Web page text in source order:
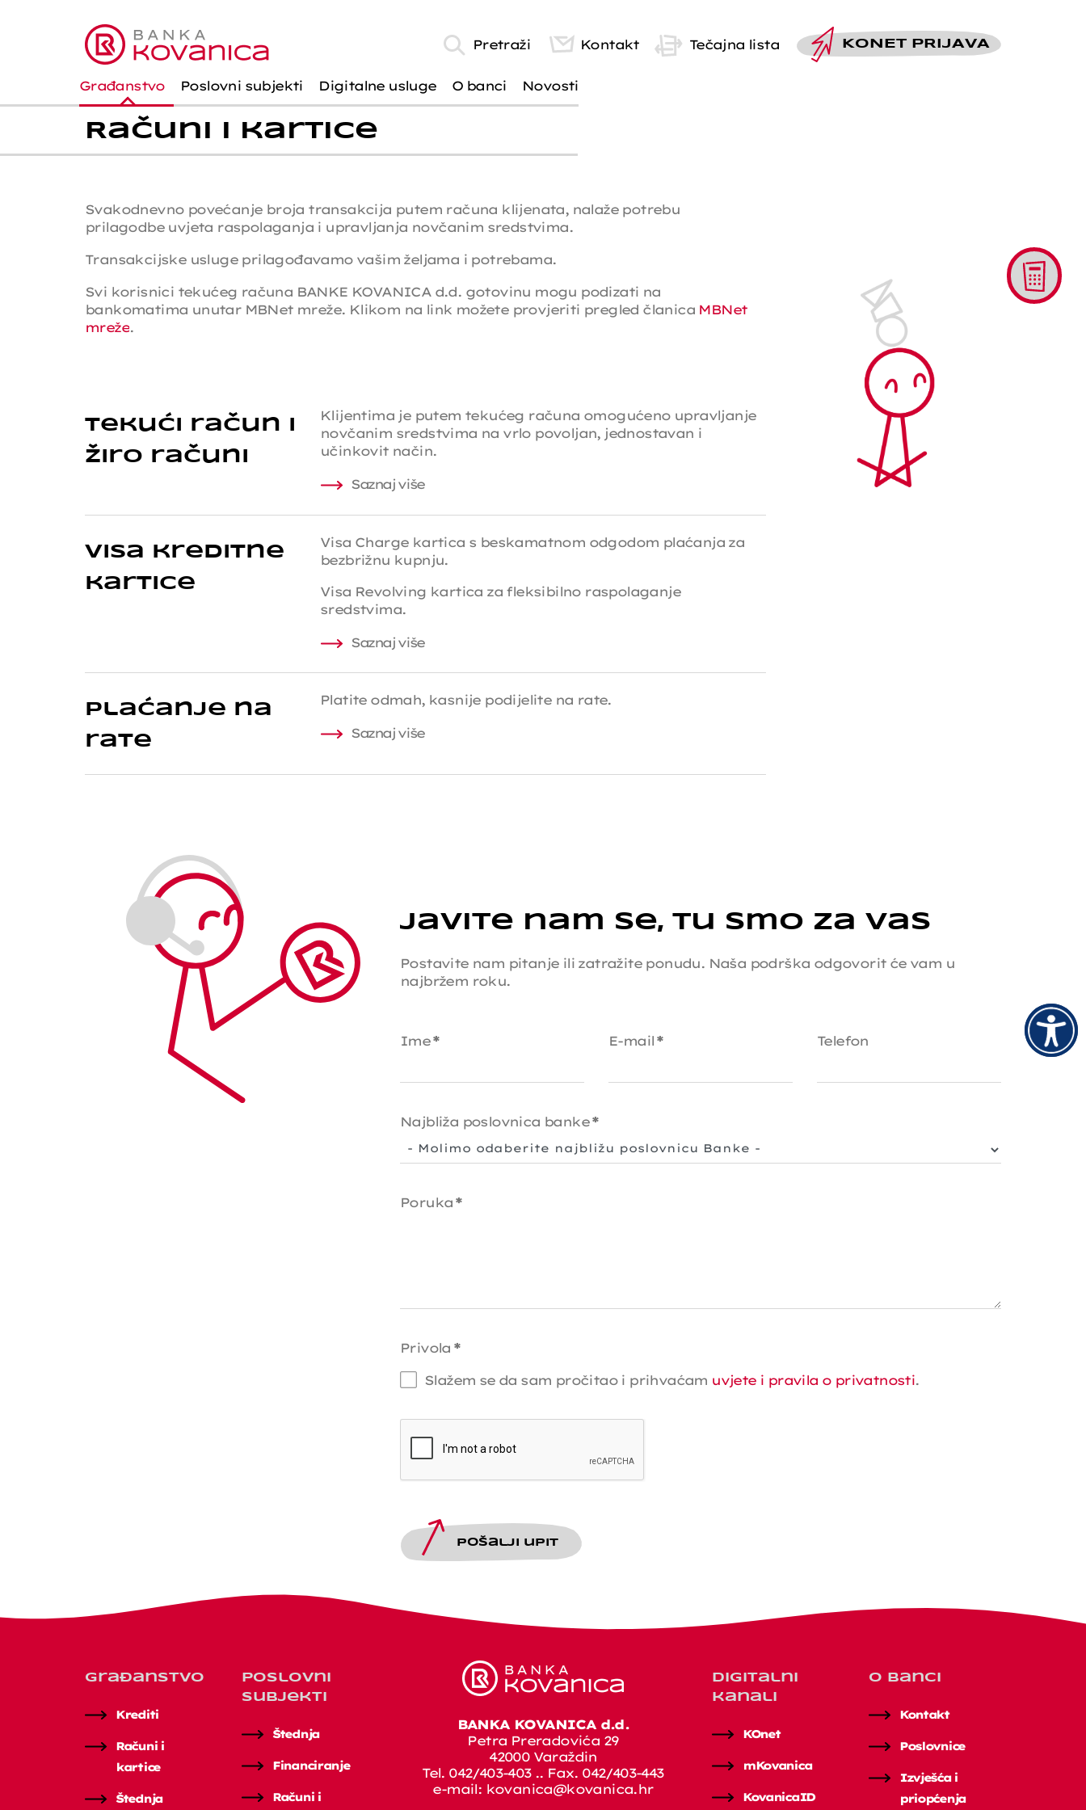
Pretraži Kontakt Tečajna lista KO NET PRIJAVA
Građanstvo Poslovni subjekti Digitalne usluge O banci Novosti
Računi i kartice
Svakodnevno povećanje broja transakcija putem računa klijenata, nalaže potrebu
prilagodbe uvjeta raspolaganja i upravljanja novčanim sredstvima.
Transakcijske usluge prilagođavamo vašim željama i potrebama.
Svi korisnici tekućeg računa BANKE KOVANICA d.d. gotovinu mogu podizati na
bankomatima unutar MBNet mreže. Klikom na link možete provjeriti pregled članica MBNet
mreže.
Tekući račun i
žiro računi
Klijentima je putem tekućeg računa omogućeno upravljanje
novčanim sredstvima na vrlo povoljan, jednostavan i
učinkovit način.
Saznaj više
Visa kreditne
kartice
Visa Charge kartica s beskamatnom odgodom plaćanja za
bezbrižnu kupnju.
Visa Revolving kartica za fleksibilno raspolaganje
sredstvima.
Saznaj više
Plaćanje na
rate
Platite odmah, kasnije podijelite na rate.
Saznaj više
Javite nam se, tu smo za vas
Postavite nam pitanje ili zatražite ponudu. Naša podrška odgovorit će vam u
najbržem roku.
Ime* E-mail * Telefon
Najbliža poslovnica banke *
Poruka *
Privola *
Slažem se da sam pročitao i prihvaćam uvjete i pravila o privatnosti.
Pošalji upit
Građanstvo
Krediti
Računi i
kartice
Štednja
Poslovni
subjekti
Štednja
Financiranje
Računi i
BANKA KOVANICA d.d.
Petra Preradovića 29
42000 Varaždin
Tel. 042/403-403 .. Fax. 042/403-443
e-mail: kovanica@kovanica.hr
Digitalni
kanali
KOnet
mKovanica
KovanicaID
O banci
Kontakt
Poslovnice
Izvješća i
priopćenja
Alati